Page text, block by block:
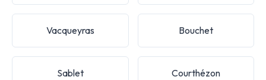
Vacqueyras Bouchet
Sablet Courthézon